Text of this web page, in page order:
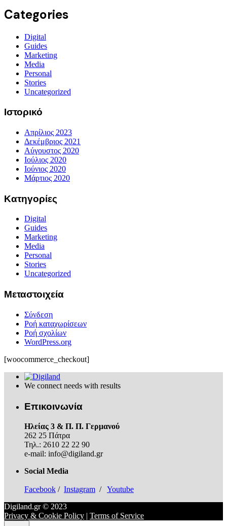
Categories
Digital
Guides
Marketing
Media
Personal
Stories
Uncategorized
Ιστορικό
Απρίλιος 2023
Δεκέμβριος 2021
Αύγουστος 2020
Ιούλιος 2020
Ιούνιος 2020
Μάρτιος 2020
Κατηγορίες
Digital
Guides
Marketing
Media
Personal
Stories
Uncategorized
Μεταστοιχεία
Σύνδεση
Ροή καταχωρίσεων
Ροή σχολίων
WordPress.org
[woocommerce_checkout]
We connect needs with results
Επικοινωνία
Ηλείας 3 & Π. Π. Γερμανού
262 25 Πάτρα
Τηλ.: 2610 22 22 90
e-mail: info@digiland.gr
Social Media
Facebook / Instagram / Youtube
Digiland.gr © 2023
Privacy & Cookie Policy | Terms of Service